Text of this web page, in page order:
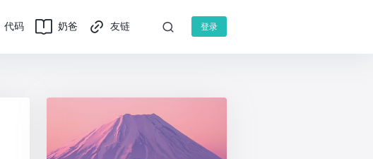
代码 奶爸 友链 登录